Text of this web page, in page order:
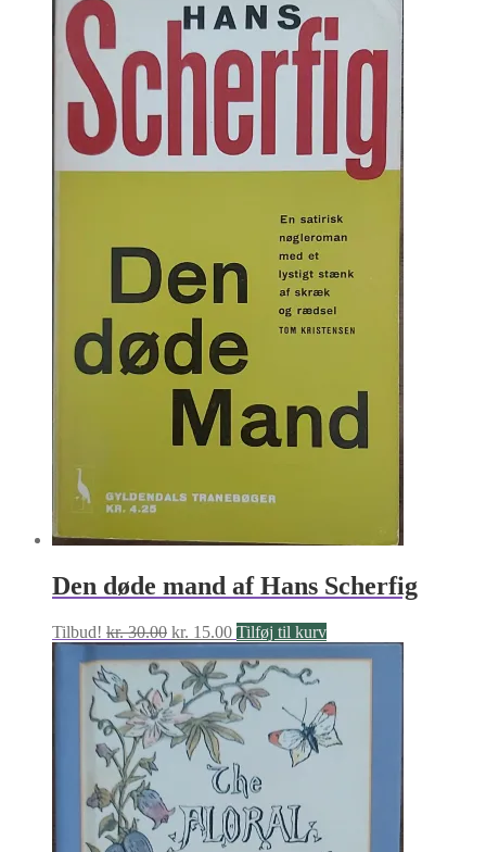
pris
var:
kr. 45.00.
pris
er:
kr. 22.50.
Den døde mand af Hans Scherfig
Tilbud! kr.30.00 Den
oprindelige
pris
var:
kr. 30.00.
kr. 15.00Den
aktuelle
pris
er:
kr. 15.00.
Tilføj til kurv